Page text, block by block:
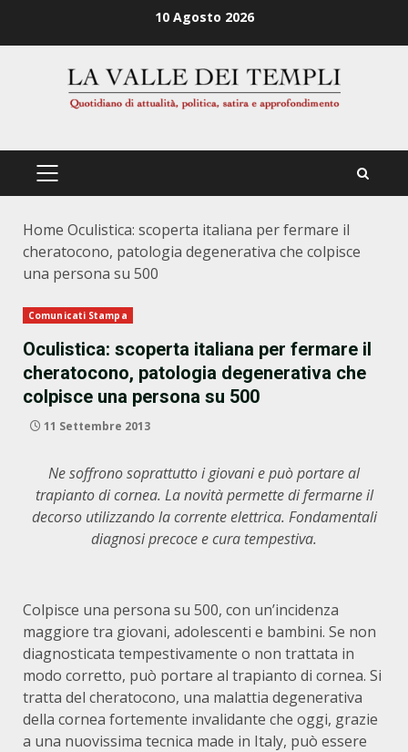
10 Agosto 2026
PRIMÄRES
Home Oculistica: scoperta italiana per fermare il
cheratocono, patologia degenerativa che colpisce
una persona su 500
Comunicati Stampa
Oculistica: scoperta italiana per fermare il
cheratocono, patologia degenerativa che
colpisce una persona su 500
11 Settembre 2013
Ne soffrono soprattutto i giovani e può portare al
trapianto di cornea. La novità permette di fermarne il
decorso utilizzando la corrente elettrica. Fondamentali
diagnosi precoce e cura tempestiva.
Colpisce una persona su 500, con un’incidenza
maggiore tra giovani, adolescenti e bambini. Se non
diagnosticata tempestivamente o non trattata in
modo corretto, può portare al trapianto di cornea. Si
tratta del cheratocono, una malattia degenerativa
della cornea fortemente invalidante che oggi, grazie
a una nuovissima tecnica made in Italy, può essere